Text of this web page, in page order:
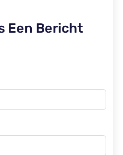
Een Bericht